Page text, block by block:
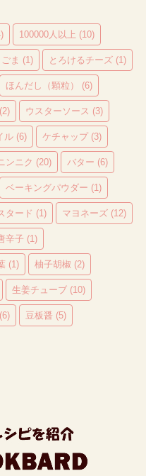
100000人以上 (10)
ま (1) とろけるチーズ (1)
ほんだし（顆粒） (6)
(2) ウスターソース (3)
ル (6) ケチャップ(3)
ンニク (20) バター (6)
ベーキングパウダー (1)
タード (1) マヨネーズ (12)
辛子 (1)
(1) 柚子胡椒 (2)
生姜チューブ (10)
(6) 豆板醤 (5)